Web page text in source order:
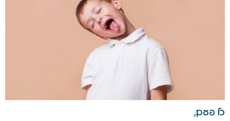
כל פעם,